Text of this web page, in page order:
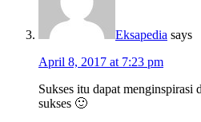
Eksapedia says
April 8, 2017 at 7:23 pm
Sukses itu dapat menginspirasi
sukses 🙂